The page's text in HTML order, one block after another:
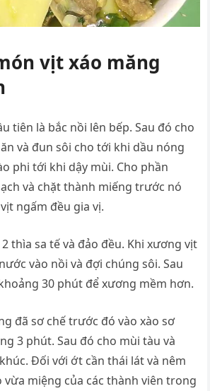
vịt xáo măng
tiên là bắc nồi lên bếp. Sau đó cho
và đun sôi cho tới khi dầu nóng
phi tới khi dậy mùi. Cho phần
và chặt thành miếng trước nó
ngấm đều gia vị.
thìa sa tế và đảo đều. Khi xương vịt
vào nồi và đợi chúng sôi. Sau
30 phút để xương mềm hơn.
đã sơ chế trước đó vào xào sơ
3 phút. Sau đó cho mùi tàu và
Đối với ớt cần thái lát và nêm
vừa miệng của các thành viên trong